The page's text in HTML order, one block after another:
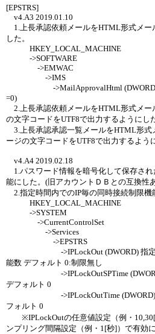
[EPSTRS]
v4.A3 2019.01.10
1.上長承認依頼メールをHTML形式メー
した。
HKEY_LOCAL_MACHINE
->SOFTWARE
->EMWAC
->IMS
->MailApprovalHtml (DWORD)
=0)
2.上長承認依頼メールをHTML形式メー
の文字コードをUTF8で出力するようにし
3.上長承認承認一覧メールをHTML形式
ージの文字コードをUTF8で出力するよう
v4.A4 2019.02.18
1.パスワード情報を暗号化して保存さ
能にした。(旧アカウントＤＢとの互換性
2.指定時間内でのIP毎の同時接続制限機
HKEY_LOCAL_MACHINE
->SYSTEM
->CurrentControlSet
->Services
->EPSTRS
->IPLockOut (DWORD) 指定時
能数 デフォルト 0:制限無し
->IPLockOutSPTime (DWORD)
デフォルト 0
->IPLockOutTime (DWORD) ロ
フォルト 0
※IPLockOutの任意値設定（例・10,30[
ンプリング間隔設定（例・1[秒]）で有効